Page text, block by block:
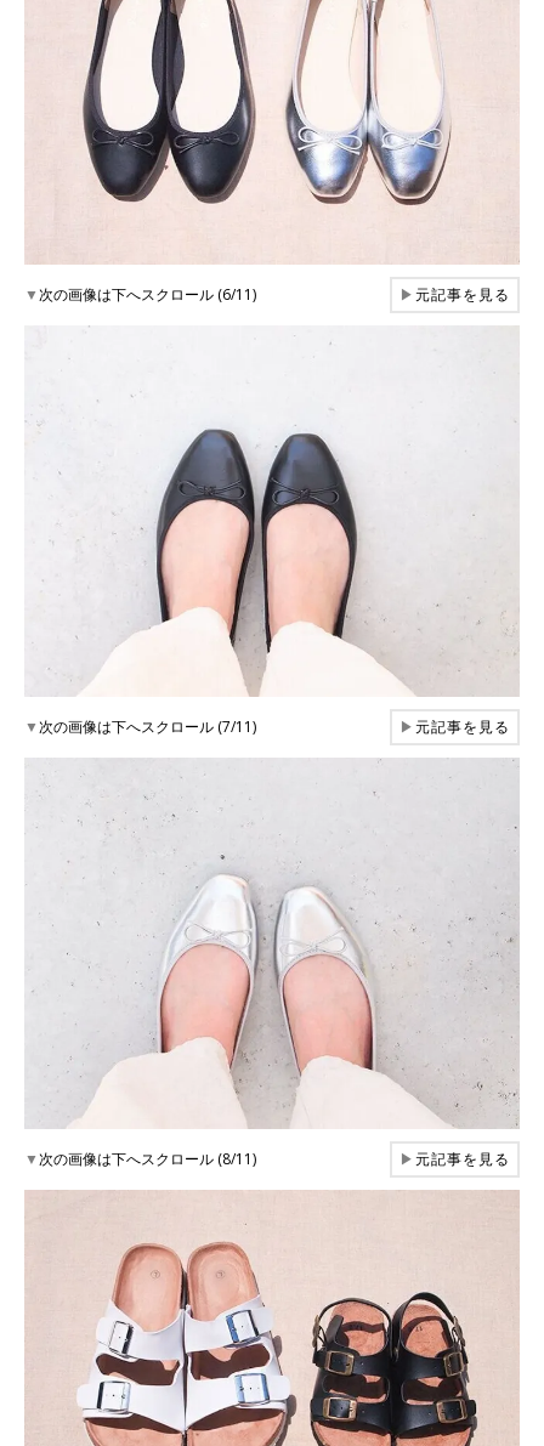
▼次の画像は下へスクロール (6/11) ▶元記事を見る
▼次の画像は下へスクロール (7/11) ▶元記事を見る
▼次の画像は下へスクロール (8/11) ▶元記事を見る